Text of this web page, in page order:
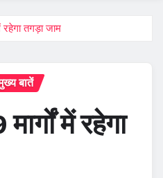
रहेगा तगड़ा जाम
बातें
में रहेगा